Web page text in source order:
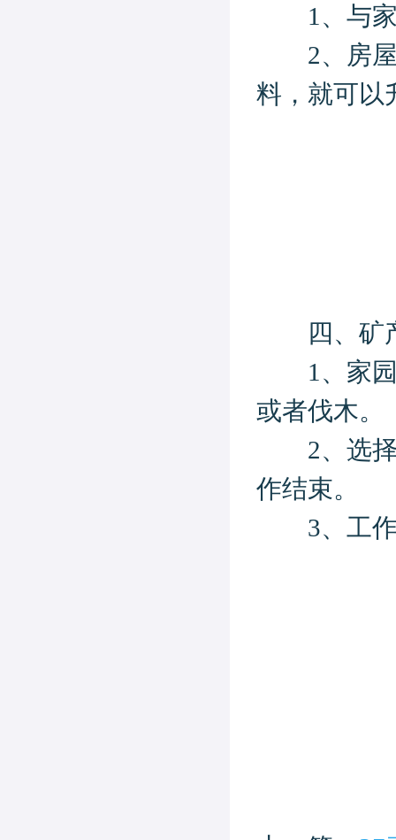
1、与家
2、房屋
料，就可以
四、矿
1、家园
或者伐木。
2、选择
作结束。
3、工作